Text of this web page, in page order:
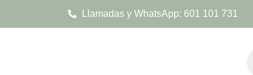
Llamadas y WhatsApp: 601 101 731